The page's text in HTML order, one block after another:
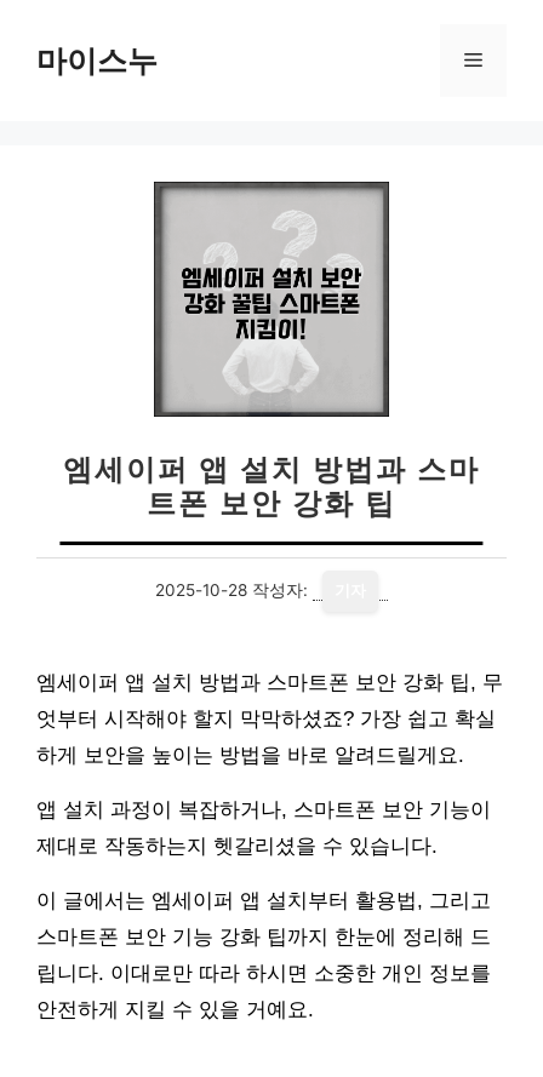
마이스누 메
엠세이퍼 앱 설치 방법과 스마
트폰 보안 강화 팁
2025-10-28 작성자:
엠세이퍼 앱 설치 방법과 스마트폰 보안 강화 팁, 무
엇부터 시작해야 할지 막막하셨죠? 가장 쉽고 확실
하게 보안을 높이는 방법을 바로 알려드릴게요.
앱 설치 과정이 복잡하거나, 스마트폰 보안 기능이
제대로 작동하는지 헷갈리셨을 수 있습니다.
이 글에서는 엠세이퍼 앱 설치부터 활용법, 그리고
스마트폰 보안 기능 강화 팁까지 한눈에 정리해 드
립니다. 이대로만 따라 하시면 소중한 개인 정보를
안전하게 지킬 수 있을 거예요.